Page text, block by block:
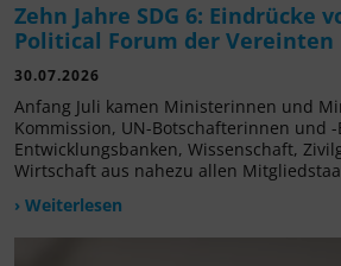
Zehn Jahre SDG 6: Eindrücke
Political Forum der
30.07.2026
Anfang Juli kamen Ministerinnen und
Kommission, UN-Botschafterinnen und
Entwicklungsbanken, Wissenschaft,
Wirtschaft aus nahezu allen
› Weiterlesen